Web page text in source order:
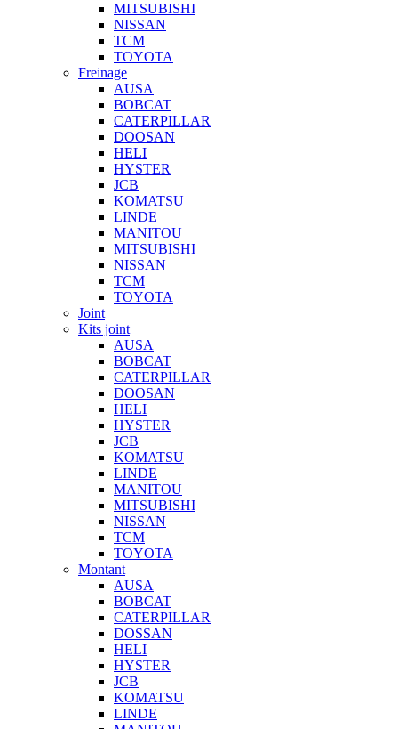
MITSUBISHI
NISSAN
TCM
TOYOTA
Freinage
AUSA
BOBCAT
CATERPILLAR
DOOSAN
HELI
HYSTER
JCB
KOMATSU
LINDE
MANITOU
MITSUBISHI
NISSAN
TCM
TOYOTA
Joint
Kits joint
AUSA
BOBCAT
CATERPILLAR
DOOSAN
HELI
HYSTER
JCB
KOMATSU
LINDE
MANITOU
MITSUBISHI
NISSAN
TCM
TOYOTA
Montant
AUSA
BOBCAT
CATERPILLAR
DOSSAN
HELI
HYSTER
JCB
KOMATSU
LINDE